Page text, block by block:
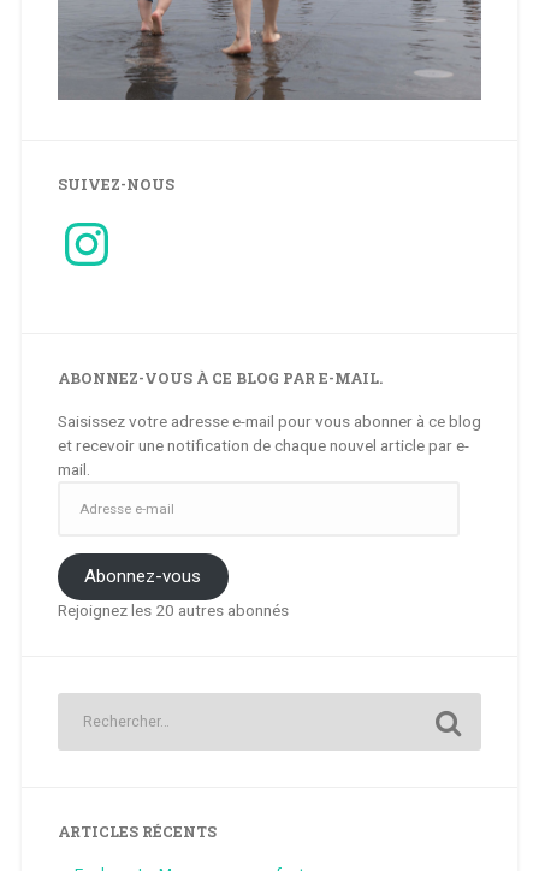
SUIVEZ-NOUS
Instagram
ABONNEZ-VOUS À CE BLOG PAR E-MAIL.
Saisissez votre adresse e-mail pour vous abonner à ce blog
et recevoir une notification de chaque nouvel article par e-
mail.
mail
Abonnez-vous
Rejoignez les 20 autres abonnés
ARTICLES RÉCENTS